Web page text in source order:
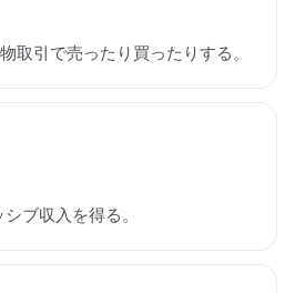
取引で売ったり買ったりする。
ブ収入を得る。